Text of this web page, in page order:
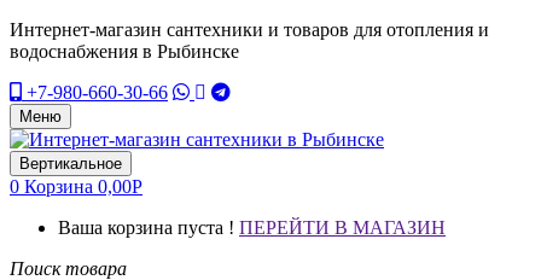
Интернет-магазин сантехники и товаров для отопления и
водоснабжения в Рыбинске
+7-980-660-30-66
Меню
Вертикальное
0 Корзина 0,00Р
Ваша корзина пуста ! ПЕРЕЙТИ В МАГАЗИН
Поиск товара